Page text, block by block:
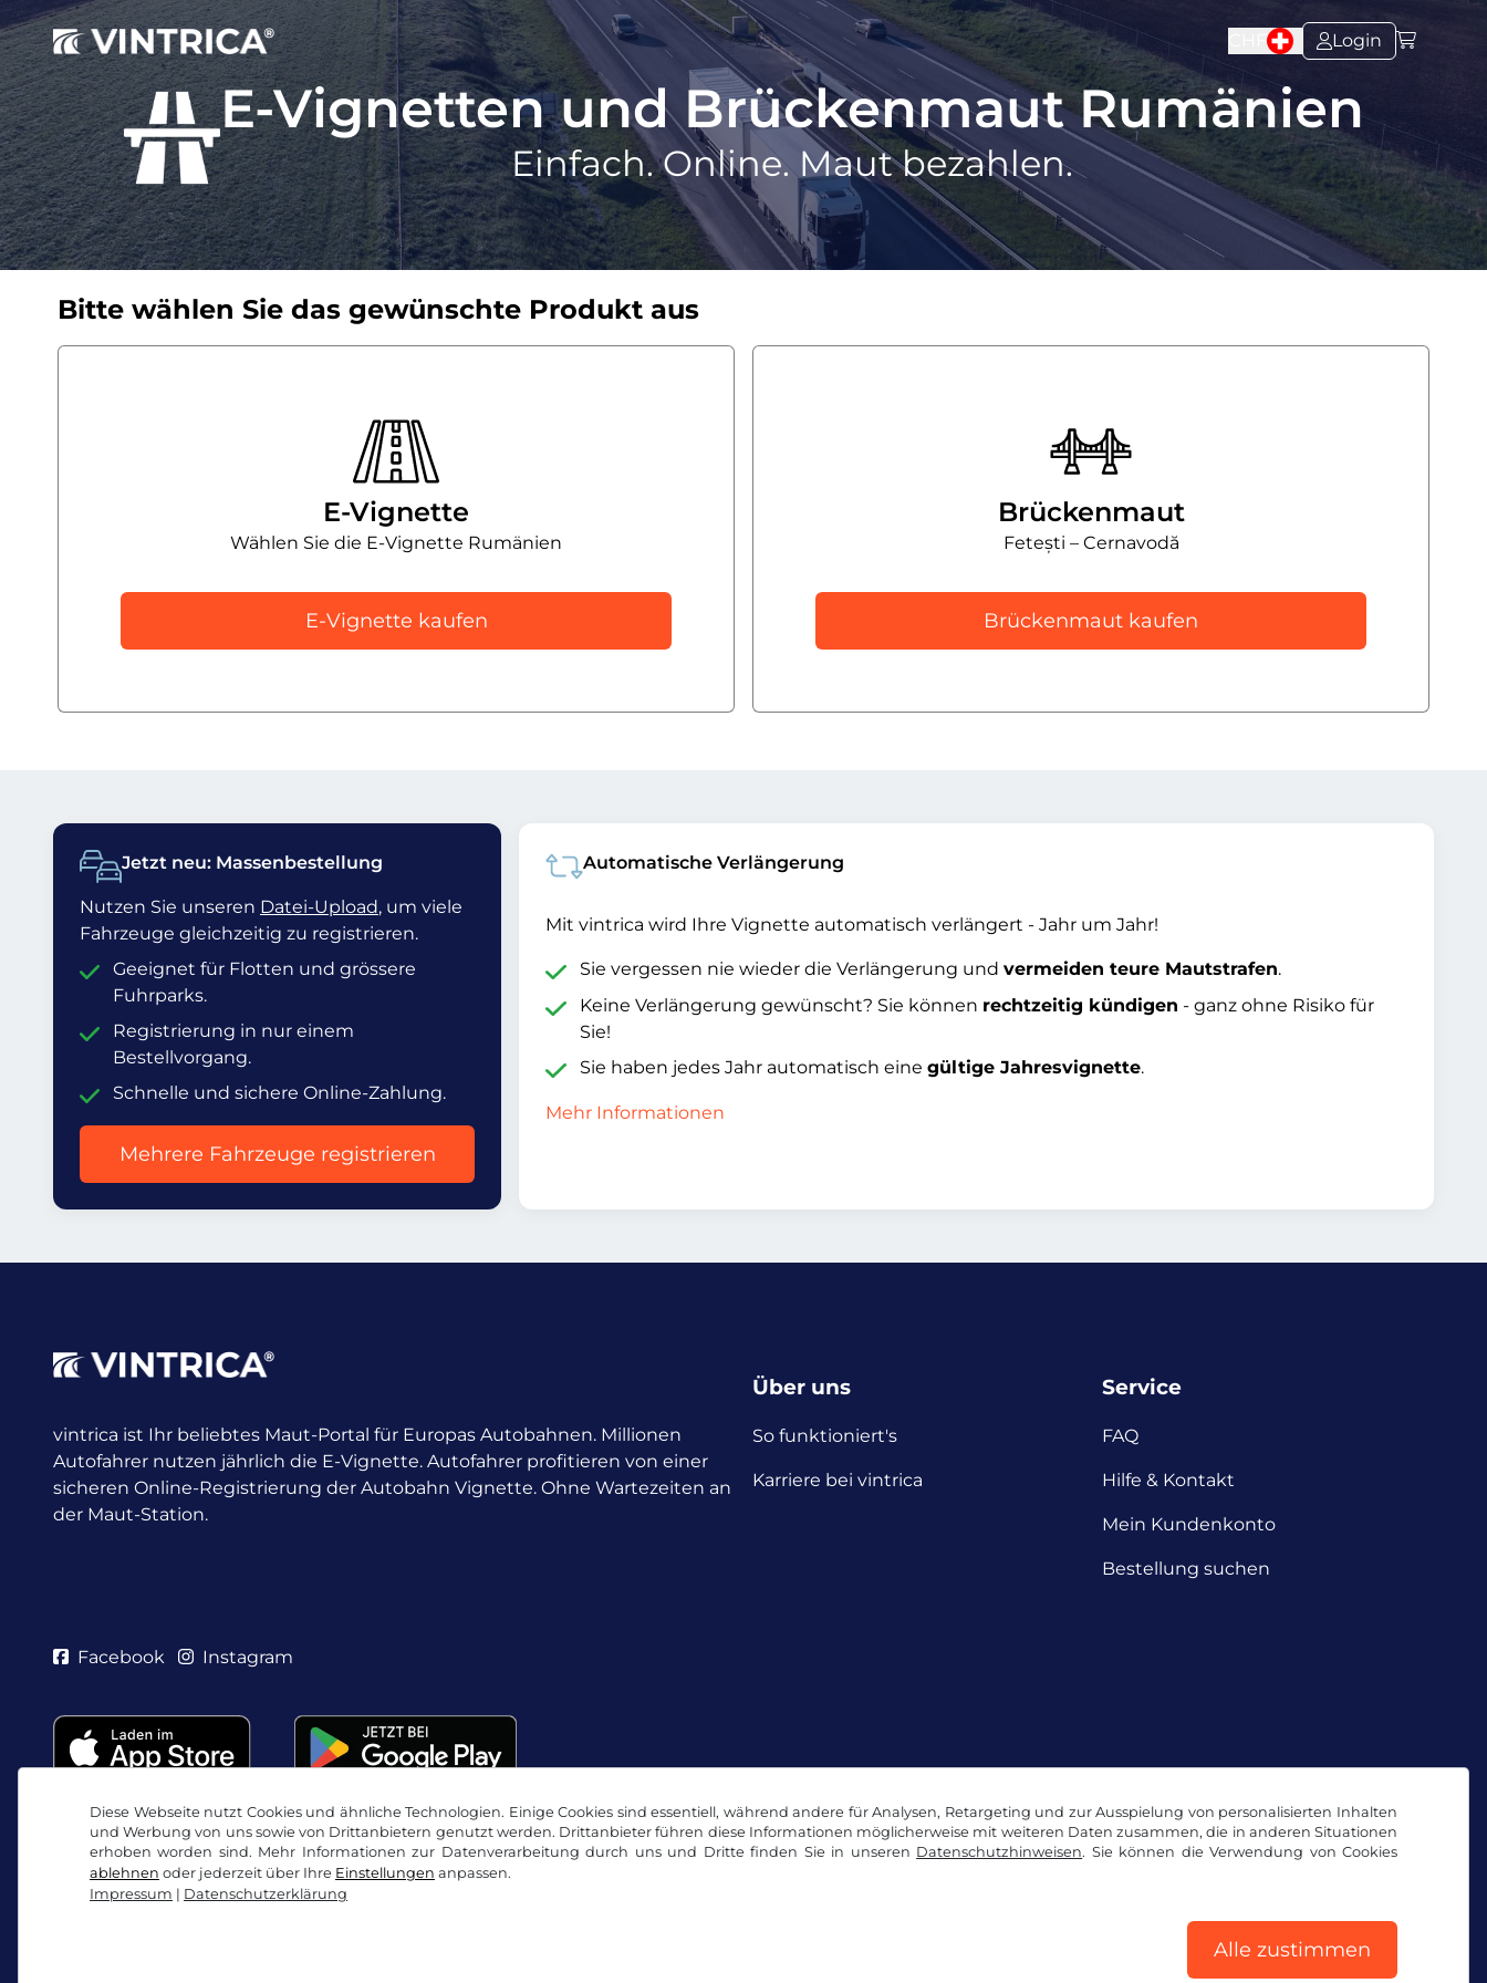
Diese Webseite nutzt Cookies und ähnliche Technologien. Einige Cookies sind essentiell, während andere für Analysen, Retargeting und zur Ausspielung von personalisierten Inhalten
und Werbung von uns sowie von Drittanbietern genutzt werden. Drittanbieter führen diese Informationen möglicherweise mit weiteren Daten zusammen, die in anderen Situationen
erhoben worden sind. Mehr Informationen zur Datenverarbeitung durch uns und Dritte finden Sie in unseren Datenschutzhinweisen. Sie können die Verwendung von Cookies
ablehnen oder jederzeit über Ihre Einstellungen anpassen.
Impressum | Datenschutzerklärung
Alle zustimmen
Login
E-Vignetten und Brückenmaut Rumänien
Einfach. Online. Maut bezahlen.
Bitte wählen Sie das gewünschte Produkt aus
E-Vignette
Wählen Sie die E-Vignette Rumänien
E-Vignette kaufen
Brückenmaut
Fetești – Cernavodă
Brückenmaut kaufen
Jetzt neu: Massenbestellung
Nutzen Sie unseren Datei-Upload, um viele
Fahrzeuge gleichzeitig zu registrieren.
Geeignet für Flotten und grössere
Fuhrparks.
Registrierung in nur einem
Bestellvorgang.
Schnelle und sichere Online-Zahlung.
Mehrere Fahrzeuge registrieren
Automatische Verlängerung
Mit vintrica wird Ihre Vignette automatisch verlängert - Jahr um Jahr!
Sie vergessen nie wieder die Verlängerung und vermeiden teure Mautstrafen.
Keine Verlängerung gewünscht? Sie können rechtzeitig kündigen - ganz ohne Risiko für
Sie!
Sie haben jedes Jahr automatisch eine gültige Jahresvignette.
Mehr Informationen
vintrica ist Ihr beliebtes Maut-Portal für Europas Autobahnen. Millionen
Autofahrer nutzen jährlich die E-Vignette. Autofahrer profitieren von einer
sicheren Online-Registrierung der Autobahn Vignette. Ohne Wartezeiten an
der Maut-Station.
Über uns
So funktioniert's
Karriere bei vintrica
Service
FAQ
Hilfe & Kontakt
Mein Kundenkonto
Bestellung suchen
Facebook Instagram